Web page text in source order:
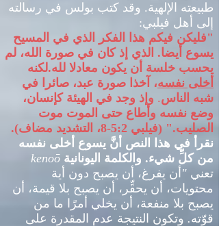
طبيعته الإلهية. وقد كتب بولس في رسالته
إلى أهل فيلبي:
"فليكن فيكم هذا الفكر الذي في المسيح
يسوع أيضا. الذي إذ كان في صورة الله، لم
يحسب خلسة أن يكون معادلا لله.لكنه
أخلى نفسه، آخذا صورة عبد، صائرا في
شبه الناس. وإذ وجد في الهيئة كإنسان،
وضع نفسه وأطاع حتى الموت موت
الصليب." (فيلبي 5:2-8 ، التشديد مضاف).
نقرأ في هذا النص أنَّ يسوع أخلى نفسه
من كلِّ شيء. والكلمة اليونانية kenoō
تعني " أن يفرغ، أن يصبح دون أية
محتويات، أن يحقِّر، أن يصبح بلا قيمة، أن
يصبح بلا منفعة، أن يخلي أمرًا ما من
قوّته. وتكون النتيجة عدم المقدرة على